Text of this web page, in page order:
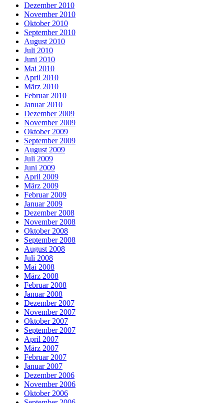
Dezember 2010
November 2010
Oktober 2010
September 2010
August 2010
Juli 2010
Juni 2010
Mai 2010
April 2010
März 2010
Februar 2010
Januar 2010
Dezember 2009
November 2009
Oktober 2009
September 2009
August 2009
Juli 2009
Juni 2009
April 2009
März 2009
Februar 2009
Januar 2009
Dezember 2008
November 2008
Oktober 2008
September 2008
August 2008
Juli 2008
Mai 2008
März 2008
Februar 2008
Januar 2008
Dezember 2007
November 2007
Oktober 2007
September 2007
April 2007
März 2007
Februar 2007
Januar 2007
Dezember 2006
November 2006
Oktober 2006